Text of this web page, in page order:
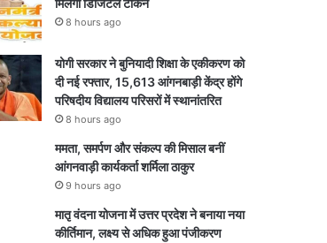
मिलेगा डिजिटल टोकन
8 hours ago
योगी सरकार ने बुनियादी शिक्षा के एकीकरण को
दी नई रफ्तार, 15,613 आंगनबाड़ी केंद्र होंगे
परिषदीय विद्यालय परिसरों में स्थानांतरित
8 hours ago
ममता, समर्पण और संकल्प की मिसाल बनीं
आंगनवाड़ी कार्यकर्ता शर्मिला ठाकुर
9 hours ago
मातृ वंदना योजना में उत्तर प्रदेश ने बनाया नया
कीर्तिमान, लक्ष्य से अधिक हुआ पंजीकरण